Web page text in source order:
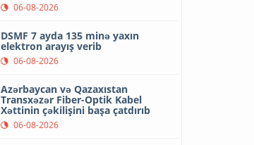
06-08-2026
DSMF 7 ayda 135 minə yaxın
elektron arayış verib
06-08-2026
Azərbaycan və Qazaxıstan
Transxəzər Fiber-Optik Kabel
Xəttinin çəkilişini başa çatdırıb
06-08-2026